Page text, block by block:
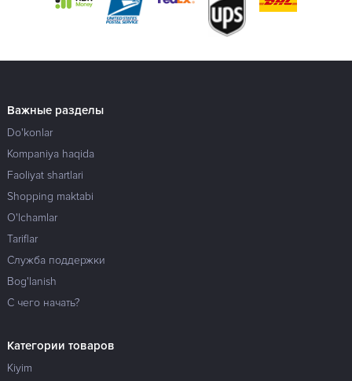
Важные разделы
Do'konlar
Kompaniya haqida
Faoliyat shartlari
Shopping maktabi
O'lchamlar
Tariflar
Служба поддержки
Bog'lanish
С чего начать?
Категории товаров
Kiyim